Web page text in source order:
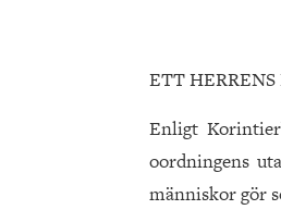
ETT HERRENS
Enligt
oordningens
människor gör